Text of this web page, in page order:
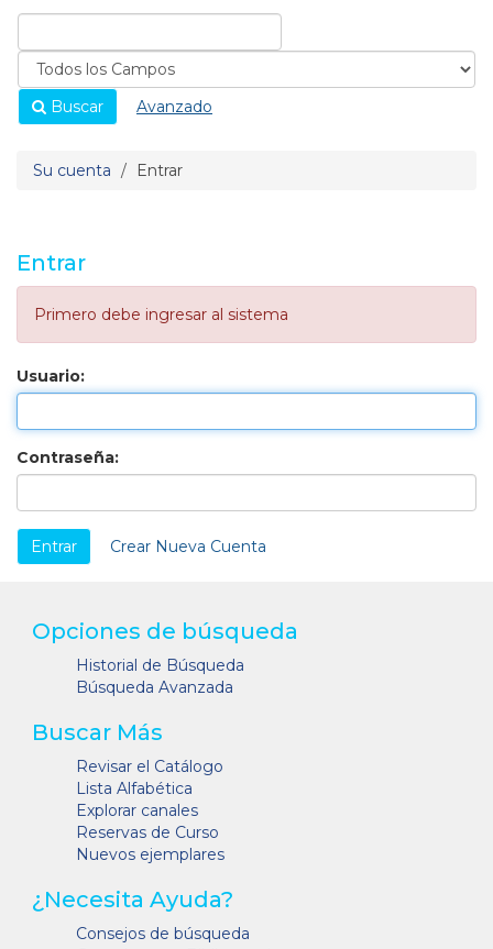
Buscar Avanzado
Su cuenta Entrar
Entrar
Primero debe ingresar al sistema
Usuario:
Contraseña:
Crear Nueva Cuenta
Opciones de búsqueda
Historial de Búsqueda
Búsqueda Avanzada
Buscar Más
Revisar el Catálogo
Lista Alfabética
Explorar canales
Reservas de Curso
Nuevos ejemplares
¿Necesita Ayuda?
Consejos de búsqueda